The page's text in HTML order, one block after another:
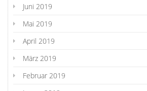
Juni 2019
Mai 2019
April 2019
März 2019
Februar 2019